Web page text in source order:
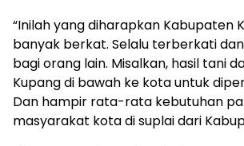
“Inilah yang diharapkan Kabupaten
banyak berkat. Selalu terberkati
bagi orang lain. Misalkan, hasil tani
Kupang di bawah ke kota untuk
Dan hampir rata-rata kebutuhan
masyarakat kota di suplai dari